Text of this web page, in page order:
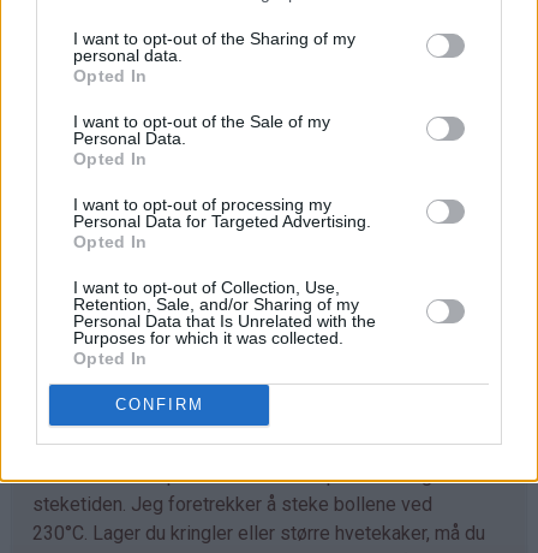
I want to opt-out of the Sharing of my
personal data.
Opted In
I want to opt-out of the Sale of my
Personal Data.
Opted In
I want to opt-out of processing my
Personal Data for Targeted Advertising.
Opted In
I want to opt-out of Collection, Use,
Retention, Sale, and/or Sharing of my
Personal Data that Is Unrelated with the
Purposes for which it was collected.
Opted In
CONFIRM
Trill ut bollene med en gang (ca 40 stk) og legg dem på
bakepapirdekkede stekeplater. La dem heve lunt i 1
Stek bollene midt i ovnen ved 230°C i 7-10 minutter.
Tilpass melmengden. Det kan hende du trenger litt
mer enn det som er angitt i oppskriften. Deigen skal
være god å trille og ikke løs og klissete.
♥
Det går fint å bruke denne deigen til å lage
kanelboller, skolebrød, kringle og andre typer gjærbakst.
Eneste du må tilpasse er steketemperaturen og
steketiden. Jeg foretrekker å steke bollene ved
230°C. Lager du kringler eller større hvetekaker, må du